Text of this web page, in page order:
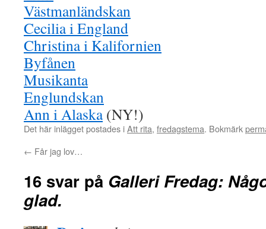
Västmanländskan
Cecilia i England
Christina i Kalifornien
Byfånen
Musikanta
Englundskan
Ann i Alaska(NY!)
Det här inlägget postades iAtt rita, fredagstema. Bokmärk
← Får jag lov…
16 svar på Galleri Fredag:
glad.